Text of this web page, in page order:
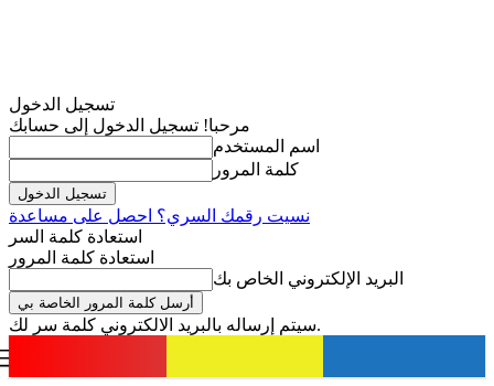
تسجيل الدخول
مرحبا! تسجيل الدخول إلى حسابك
اسم المستخدم
كلمة المرور
نسيت رقمك السري؟ احصل على مساعدة
استعادة كلمة السر
استعادة كلمة المرور
البريد الإلكتروني الخاص بك
سيتم إرساله بالبريد الالكتروني كلمة سر لك.